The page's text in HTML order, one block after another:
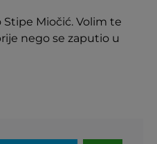
Miočić. Volim te
nego se zaputio u